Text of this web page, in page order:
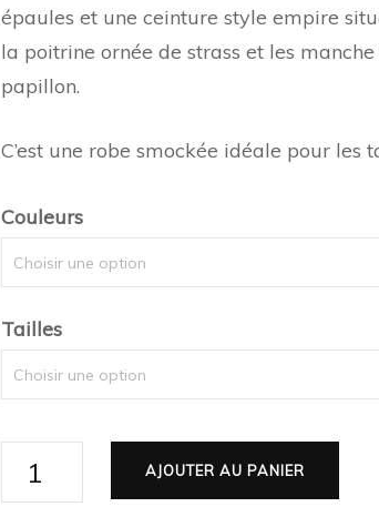
épaules et une ceinture style empire
la poitrine ornée de strass et les
papillon.
C’est une robe smockée idéale pour les
Couleurs
Tailles
AJOUTER AU PANIER